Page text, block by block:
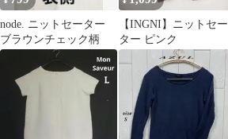
node. ニットセーター
ブラウンチェック柄
【INGNI】ニットセー
ター ピンク